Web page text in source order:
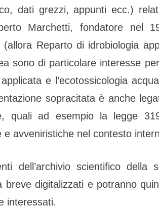
dati grezzi, appunti ecc.)
Marchetti, fondatore nel
(allora Reparto di idrobiologia
sono di particolare interesse
applicata e l’ecotossicologia
sopracitata è anche
quali ad esempio la legge
e avveniristiche nel contesto
dell’archivio scientifico della
breve digitalizzati e potranno
interessati.